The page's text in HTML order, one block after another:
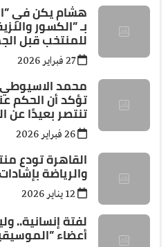
هشام يكن في
بـ ”الكسور
للمنتخب قبل
27 فبراير 2026
محمد الاسيوطي:
تؤكد أن الحكم
تنتصر بعيدًا عن
القاهرة تودع
والرياضة
لفتة إنسانية..
أعضاء